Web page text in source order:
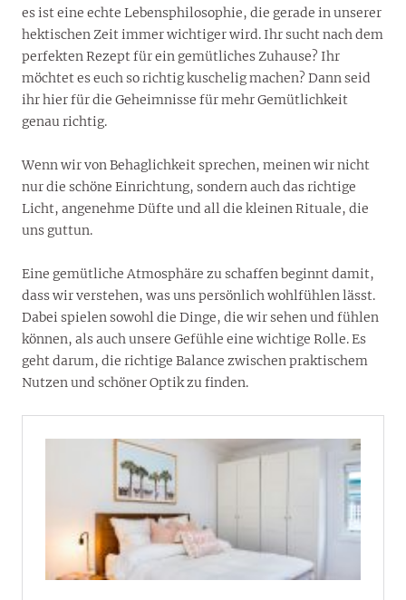
es ist eine echte Lebensphilosophie, die gerade in unserer
hektischen Zeit immer wichtiger wird. Ihr sucht nach dem
perfekten Rezept für ein gemütliches Zuhause? Ihr
möchtet es euch so richtig kuschelig machen? Dann seid
ihr hier für die Geheimnisse für mehr Gemütlichkeit
genau richtig.
Wenn wir von Behaglichkeit sprechen, meinen wir nicht
nur die schöne Einrichtung, sondern auch das richtige
Licht, angenehme Düfte und all die kleinen Rituale, die
uns guttun.
Eine gemütliche Atmosphäre zu schaffen beginnt damit,
dass wir verstehen, was uns persönlich wohlfühlen lässt.
Dabei spielen sowohl die Dinge, die wir sehen und fühlen
können, als auch unsere Gefühle eine wichtige Rolle. Es
geht darum, die richtige Balance zwischen praktischem
Nutzen und schöner Optik zu finden.